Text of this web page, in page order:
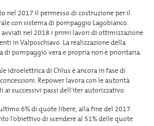
nel 2017 il permesso di costruzione per il
con sistema di pompaggio Lagobianco.
avviati nel 2018 i primi lavori di ottimizzazione
in Valposchiavo. La realizzazione della
di pompaggio vera e propria non è prioritaria.
idroelettrica di Chlus è ancora in fase di
Repower lavora con le autorità
ai successivi passi dell’iter autorizzativo.
6% di quote libere, alla fine del 2017
l’obiettivo di scendere al 51% delle quote